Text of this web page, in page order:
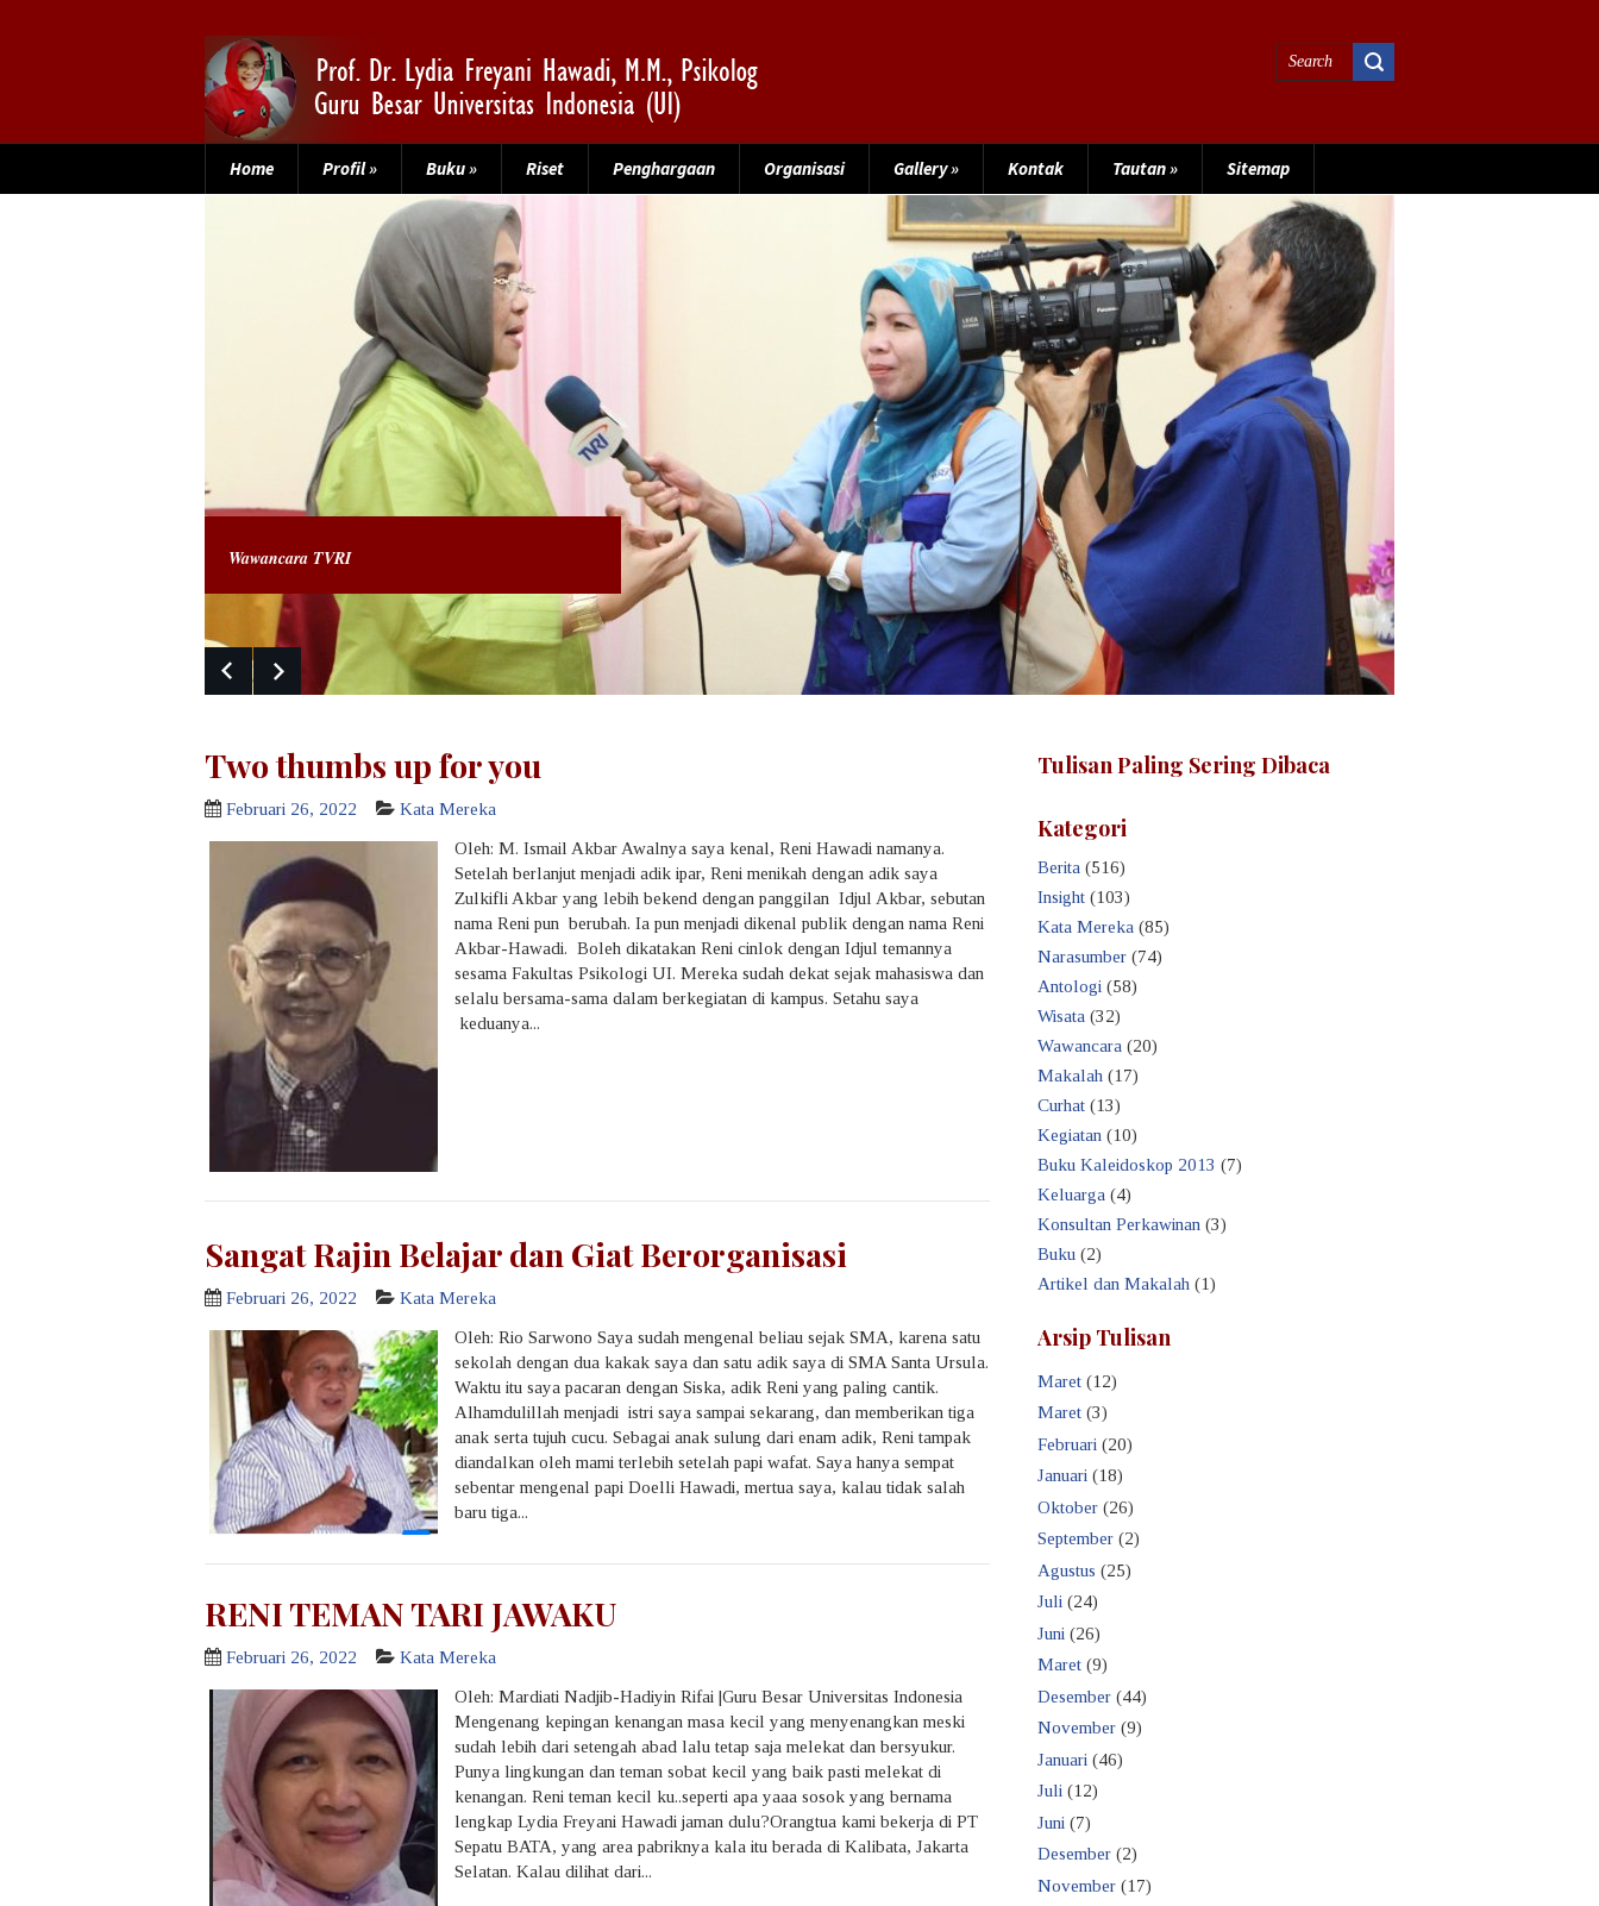
Home Profil» Buku» Riset Penghargaan Organisasi Gallery» Kontak Tautan» Sitemap
Wawancara TVRI
Two thumbs up for you
Februari 26, 2022 Kata Mereka
Oleh: M. Ismail Akbar Awalnya saya kenal, Reni Hawadi namanya.
Setelah berlanjut menjadi adik ipar, Reni menikah dengan adik saya
Zulkifli Akbar yang lebih bekend dengan panggilan Idjul Akbar, sebutan
nama Reni pun berubah. Ia pun menjadi dikenal publik dengan nama Reni
Akbar-Hawadi. Boleh dikatakan Reni cinlok dengan Idjul temannya
sesama Fakultas Psikologi UI. Mereka sudah dekat sejak mahasiswa dan
selalu bersama-sama dalam berkegiatan di kampus. Setahu saya
keduanya...
Sangat Rajin Belajar dan Giat Berorganisasi
Februari 26, 2022 Kata Mereka
Oleh: Rio Sarwono Saya sudah mengenal beliau sejak SMA, karena satu
sekolah dengan dua kakak saya dan satu adik saya di SMA Santa Ursula.
Waktu itu saya pacaran dengan Siska, adik Reni yang paling cantik.
Alhamdulillah menjadi istri saya sampai sekarang, dan memberikan tiga
anak serta tujuh cucu. Sebagai anak sulung dari enam adik, Reni tampak
diandalkan oleh mami terlebih setelah papi wafat. Saya hanya sempat
sebentar mengenal papi Doelli Hawadi, mertua saya, kalau tidak salah
baru tiga...
RENI TEMAN TARI JAWAKU
Februari 26, 2022 Kata Mereka
Oleh: Mardiati Nadjib-Hadiyin Rifai |Guru Besar Universitas Indonesia
Mengenang kepingan kenangan masa kecil yang menyenangkan meski
sudah lebih dari setengah abad lalu tetap saja melekat dan bersyukur.
Punya lingkungan dan teman sobat kecil yang baik pasti melekat di
kenangan. Reni teman kecil ku..seperti apa yaaa sosok yang bernama
lengkap Lydia Freyani Hawadi jaman dulu?Orangtua kami bekerja di PT
Sepatu BATA, yang area pabriknya kala itu berada di Kalibata, Jakarta
Selatan. Kalau dilihat dari...
Tulisan Paling Sering Dibaca
Kategori
Berita (516)
Insight (103)
Kata Mereka (85)
Narasumber (74)
Antologi (58)
Wisata (32)
Wawancara (20)
Makalah (17)
Curhat (13)
Kegiatan (10)
Buku Kaleidoskop 2013 (7)
Keluarga (4)
Konsultan Perkawinan (3)
Buku (2)
Artikel dan Makalah (1)
Arsip Tulisan
Maret (12)
Maret (3)
Februari (20)
Januari (18)
Oktober (26)
September (2)
Agustus (25)
Juli (24)
Juni (26)
Maret (9)
Desember (44)
November (9)
Januari (46)
Juli (12)
Juni (7)
Desember (2)
November (17)